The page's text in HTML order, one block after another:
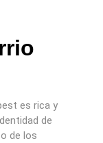
es rica y
de
de los